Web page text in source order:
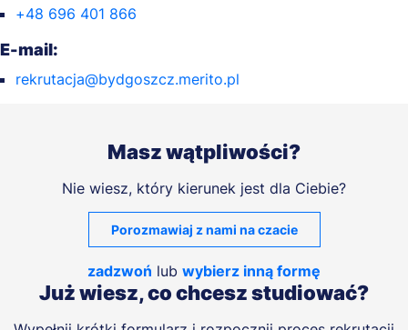
+48 696 401 866
E-mail:
rekrutacja@bydgoszcz.merito.pl
Masz wątpliwości?
Nie wiesz, który kierunek jest dla Ciebie?
Porozmawiaj z nami na czacie
zadzwoń lub wybierz inną formę
Już wiesz, co chcesz studiować?